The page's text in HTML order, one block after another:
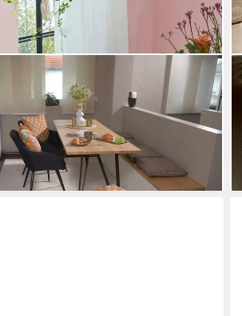
Botanic Hocker rund ø45x45cm camel
british, Hocker: Bequem, vielseitig,